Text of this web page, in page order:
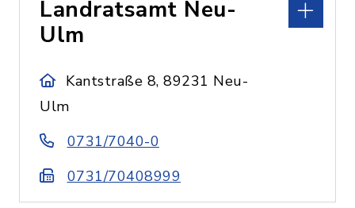
Landratsamt Neu-
Ulm
Kantstraße 8, 89231 Neu-
Ulm
0731/7040-0
0731/70408999